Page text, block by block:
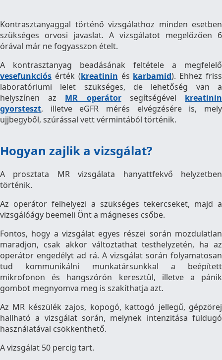
Kontrasztanyaggal történő vizsgálathoz minden esetben
szükséges orvosi javaslat. A vizsgálatot megelőzően 6
órával már ne fogyasszon ételt.
A kontrasztanyag beadásának feltétele a megfelelő
vesefunkciós érték (kreatinin és karbamid). Ehhez friss
laboratóriumi lelet szükséges, de lehetőség van a
helyszínen az MR operátorsegítségével kreatinin
gyorsteszt, illetve eGFR mérés elvégzésére is, mely
ujjbegyből, szúrással vett vérmintából történik.
Hogyan zajlik a vizsgálat?
A prosztata MR vizsgálata hanyattfekvő helyzetben
történik.
Az operátor felhelyezi a szükséges tekercseket, majd a
vizsgálóágy beemeli Önt a mágneses csőbe.
Fontos, hogy a vizsgálat egyes részei során mozdulatlan
maradjon, csak akkor változtathat testhelyzetén, ha az
operátor engedélyt ad rá. A vizsgálat során folyamatosan
tud kommunikálni munkatársunkkal a beépített
mikrofonon és hangszórón keresztül, illetve a pánik
gombot megnyomva meg is szakíthatja azt.
Az MR készülék zajos, kopogó, kattogó jellegű, gépzörej
hallható a vizsgálat során, melynek intenzitása füldugó
használatával csökkenthető.
A vizsgálat 50 percig tart.